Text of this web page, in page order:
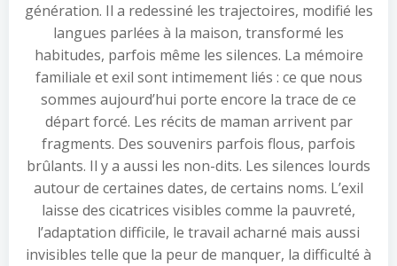
génération. Il a redessiné les trajectoires, modifié les
langues parlées à la maison, transformé les
habitudes, parfois même les silences. La mémoire
familiale et exil sont intimement liés : ce que nous
sommes aujourd’hui porte encore la trace de ce
départ forcé. Les récits de maman arrivent par
fragments. Des souvenirs parfois flous, parfois
brûlants. Il y a aussi les non-dits. Les silences lourds
autour de certaines dates, de certains noms. L’exil
laisse des cicatrices visibles comme la pauvreté,
l’adaptation difficile, le travail acharné mais aussi
invisibles telle que la peur de manquer, la difficulté à